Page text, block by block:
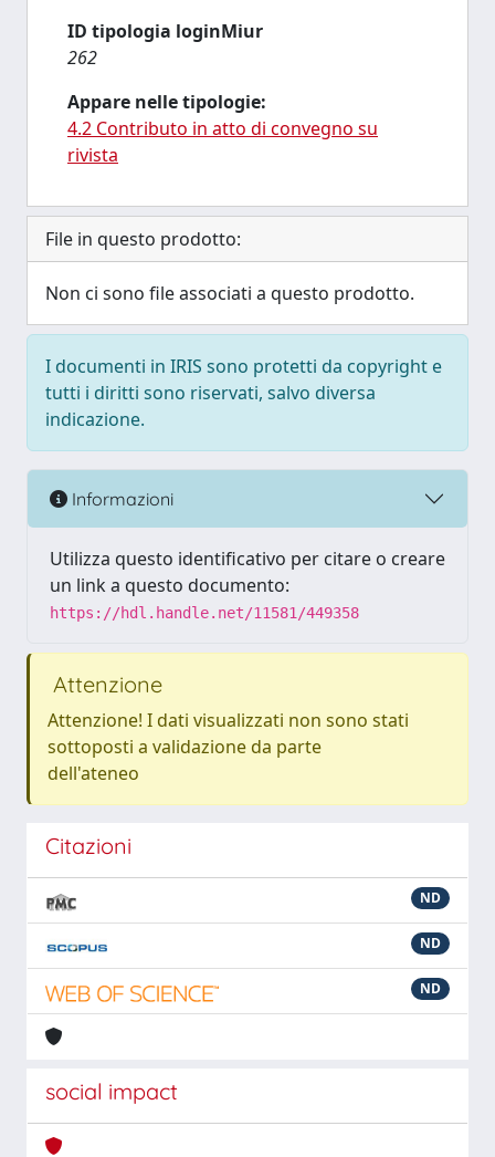
ID tipologia loginMiur
262
Appare nelle tipologie:
4.2 Contributo in atto di convegno su
rivista
File in questo prodotto:
Non ci sono file associati a questo prodotto.
I documenti in IRIS sono protetti da copyright e
tutti i diritti sono riservati, salvo diversa
indicazione.
Informazioni
Utilizza questo identificativo per citare o creare
un link a questo documento:
https://hdl.handle.net/11581/449358
Attenzione
Attenzione! I dati visualizzati non sono stati
sottoposti a validazione da parte
dell'ateneo
Citazioni
ND
ND
ND
social impact